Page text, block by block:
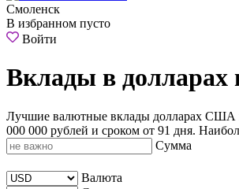
Смоленск
В избранном пусто
Войти
Вклады в долларах
Лучшие валютные вклады долларах США в
000 000 рублей и сроком от 91 дня.
Сумма
Валюта